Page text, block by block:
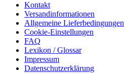
Kontakt
Versandinformationen
Allgemeine Lieferbedingungen
Cookie-Einstellungen
FAQ
Lexikon / Glossar
Impressum
Datenschutzerklärung